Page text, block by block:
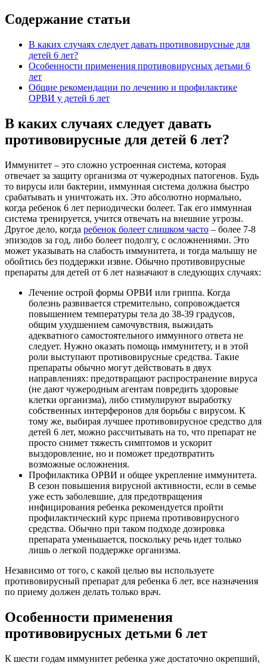
Содержание статьи
В каких случаях следует давать противовирусные для
детей 6 лет?
Особенности применения противовирусных детьми 6
лет
Общие рекомендации по лечению и профилактике
ОРВИ у детей 6 лет
В каких случаях следует давать
противовирусные для детей 6 лет?
Иммунитет – это сложно устроенная система, которая
отвечает за защиту организма от чужеродных патогенов. Будь
то вирусы или бактерии, иммунная система должна быстро
срабатывать и уничтожать их. Это абсолютно нормально,
когда ребенок 6 лет периодически болеет. Так его иммунная
система тренируется, учится отвечать на внешние угрозы.
Другое дело, когда ребенок болеет слишком часто – более 7-8
эпизодов за год, либо болеет подолгу, с осложнениями. Это
может указывать на слабость иммунитета, и тогда малышу не
обойтись без поддержки извне. Обычно противовирусные
препараты для детей от 6 лет назначают в следующих случаях:
Лечение острой формы ОРВИ или гриппа. Когда
болезнь развивается стремительно, сопровождается
повышением температуры тела до 38-39 градусов,
общим ухудшением самочувствия, выжидать
адекватного самостоятельного иммунного ответа не
следует. Нужно оказать помощь иммунитету, и в этой
роли выступают противовирусные средства. Такие
препараты обычно могут действовать в двух
направлениях: предотвращают распространение вируса
(не дают чужеродным агентам повредить здоровые
клетки организма), либо стимулируют выработку
собственных интерферонов для борьбы с вирусом. К
тому же, выбирая лучшее противовирусное средство для
детей 6 лет, можно рассчитывать на то, что препарат не
просто снимет тяжесть симптомов и ускорит
выздоровление, но и поможет предотвратить
возможные осложнения.
Профилактика ОРВИ и общее укрепление иммунитета.
В сезон повышения вирусной активности, если в семье
уже есть заболевшие, для предотвращения
инфицирования ребенка рекомендуется пройти
профилактический курс приема противовирусного
средства. Обычно при таком подходе дозировка
препарата уменьшается, поскольку речь идет только
лишь о легкой поддержке организма.
Независимо от того, с какой целью вы используете
противовирусный препарат для ребенка 6 лет, все назначения
по приему должен делать только врач.
Особенности применения
противовирусных детьми 6 лет
К шести годам иммунитет ребенка уже достаточно окрепший,